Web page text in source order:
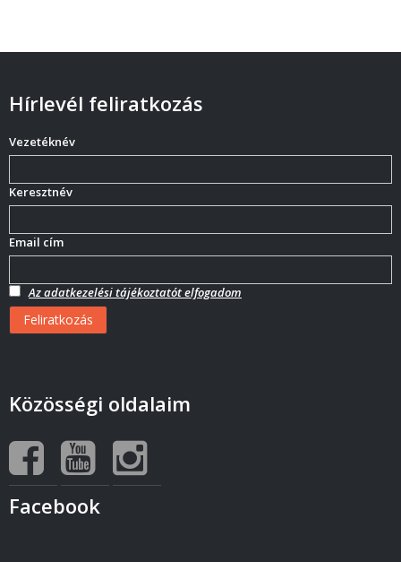
Hírlevél feliratkozás
Vezetéknév
Keresztnév
Email cím
Az adatkezelési tájékoztatót elfogadom
Közösségi oldalaim
Facebook